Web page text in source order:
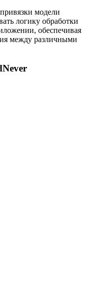
модели
логику обработки
обеспечивая
между различными